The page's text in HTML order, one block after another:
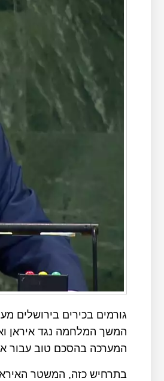
גורמים בכירים בירושלים
המשך המלחמה נגד איראן
המערכה בהסכם טוב עבור
בתרחיש כזה, המשטר